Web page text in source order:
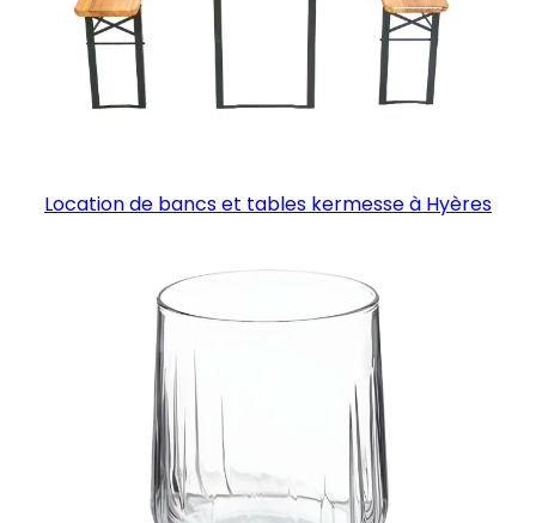
Location de bancs et tables kermesse à Hyères